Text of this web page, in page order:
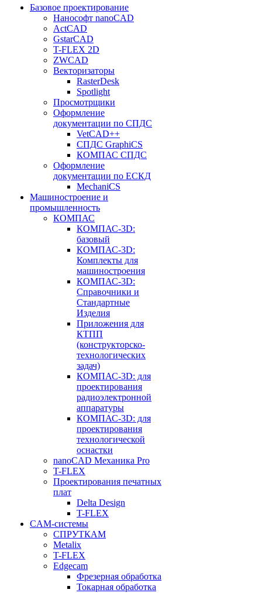
Базовое проектирование
Нанософт nanoCAD
ActCAD
GstarCAD
T-FLEX 2D
ZWCAD
Векторизаторы
RasterDesk
Spotlight
Просмотрщики
Оформление
документации по СПДС
VetCAD++
СПДС GraphiCS
КОМПАС СПДС
Оформление
документации по ЕСКД
MechaniCS
Машиностроение и
промышленность
КОМПАС
КОМПАС-3D:
базовый
КОМПАС-3D:
Комплекты для
машиностроения
КОМПАС-3D:
Справочники и
Стандартные
Изделия
Приложения для
КТПП
(конструкторско-
технологических
задач)
КОМПАС-3D: для
проектирования
радиоэлектронной
аппаратуры
КОМПАС-3D: для
проектирования
технологической
оснастки
nanoCAD Механика Pro
T-FLEX
Проектирования печатных
плат
Delta Design
T-FLEX
CAM-системы
СПРУТКAM
Metalix
T-FLEX
Edgecam
Фрезерная обработка
Токарная обработка